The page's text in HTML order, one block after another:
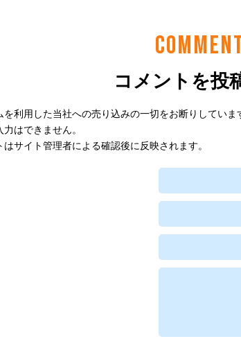
コメントを投
を利用した当社への売り込みの一切をお断りしていま
はできません。
はサイト管理者による確認後に反映されます。